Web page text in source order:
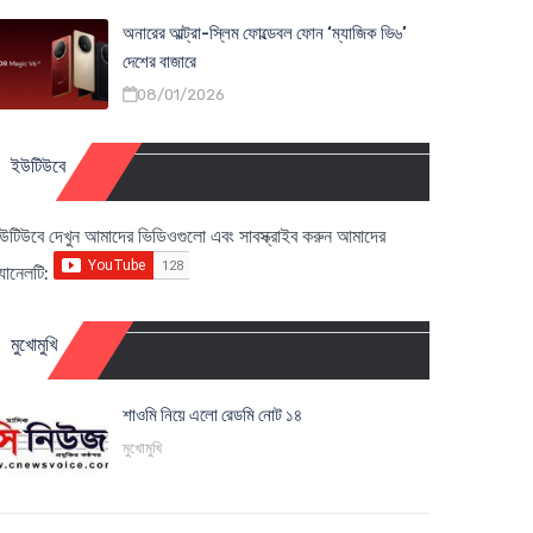
অনারের আল্ট্রা-স্লিম ফোল্ডেবল ফোন ‘ম্যাজিক ভি৬’
দেশের বাজারে
08/01/2026
ইউটিউবে
দেখুন আমাদের ভিডিওগুলো এবং সাবস্ক্রাইব করুন আমাদের
মুখোমুখি
শাওমি নিয়ে এলো রেডমি নোট ১৪
মুখোমুখি